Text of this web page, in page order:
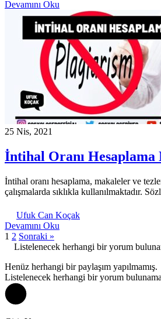
Devamını Oku
25 Nis, 2021
İntihal Oranı Hesaplama
İntihal oranı hesaplama, makaleler ve
çalışmalarda sıklıkla kullanılmaktadır.
Ufuk Can Koçak
Devamını Oku
1 2 Sonraki »
Listelenecek herhangi bir yorum
Henüz herhangi bir paylaşım yapılmamış.
Listelenecek herhangi bir yorum